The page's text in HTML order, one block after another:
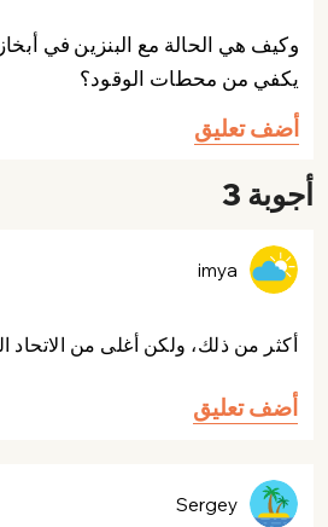
وكيف هي الحالة مع البنزين في
يكفي من محطات الوقود؟
أضف تعليق
أجوبة 3
imya
أكثر من ذلك، ولكن أغلى من الاتحاد
أضف تعليق
Sergey